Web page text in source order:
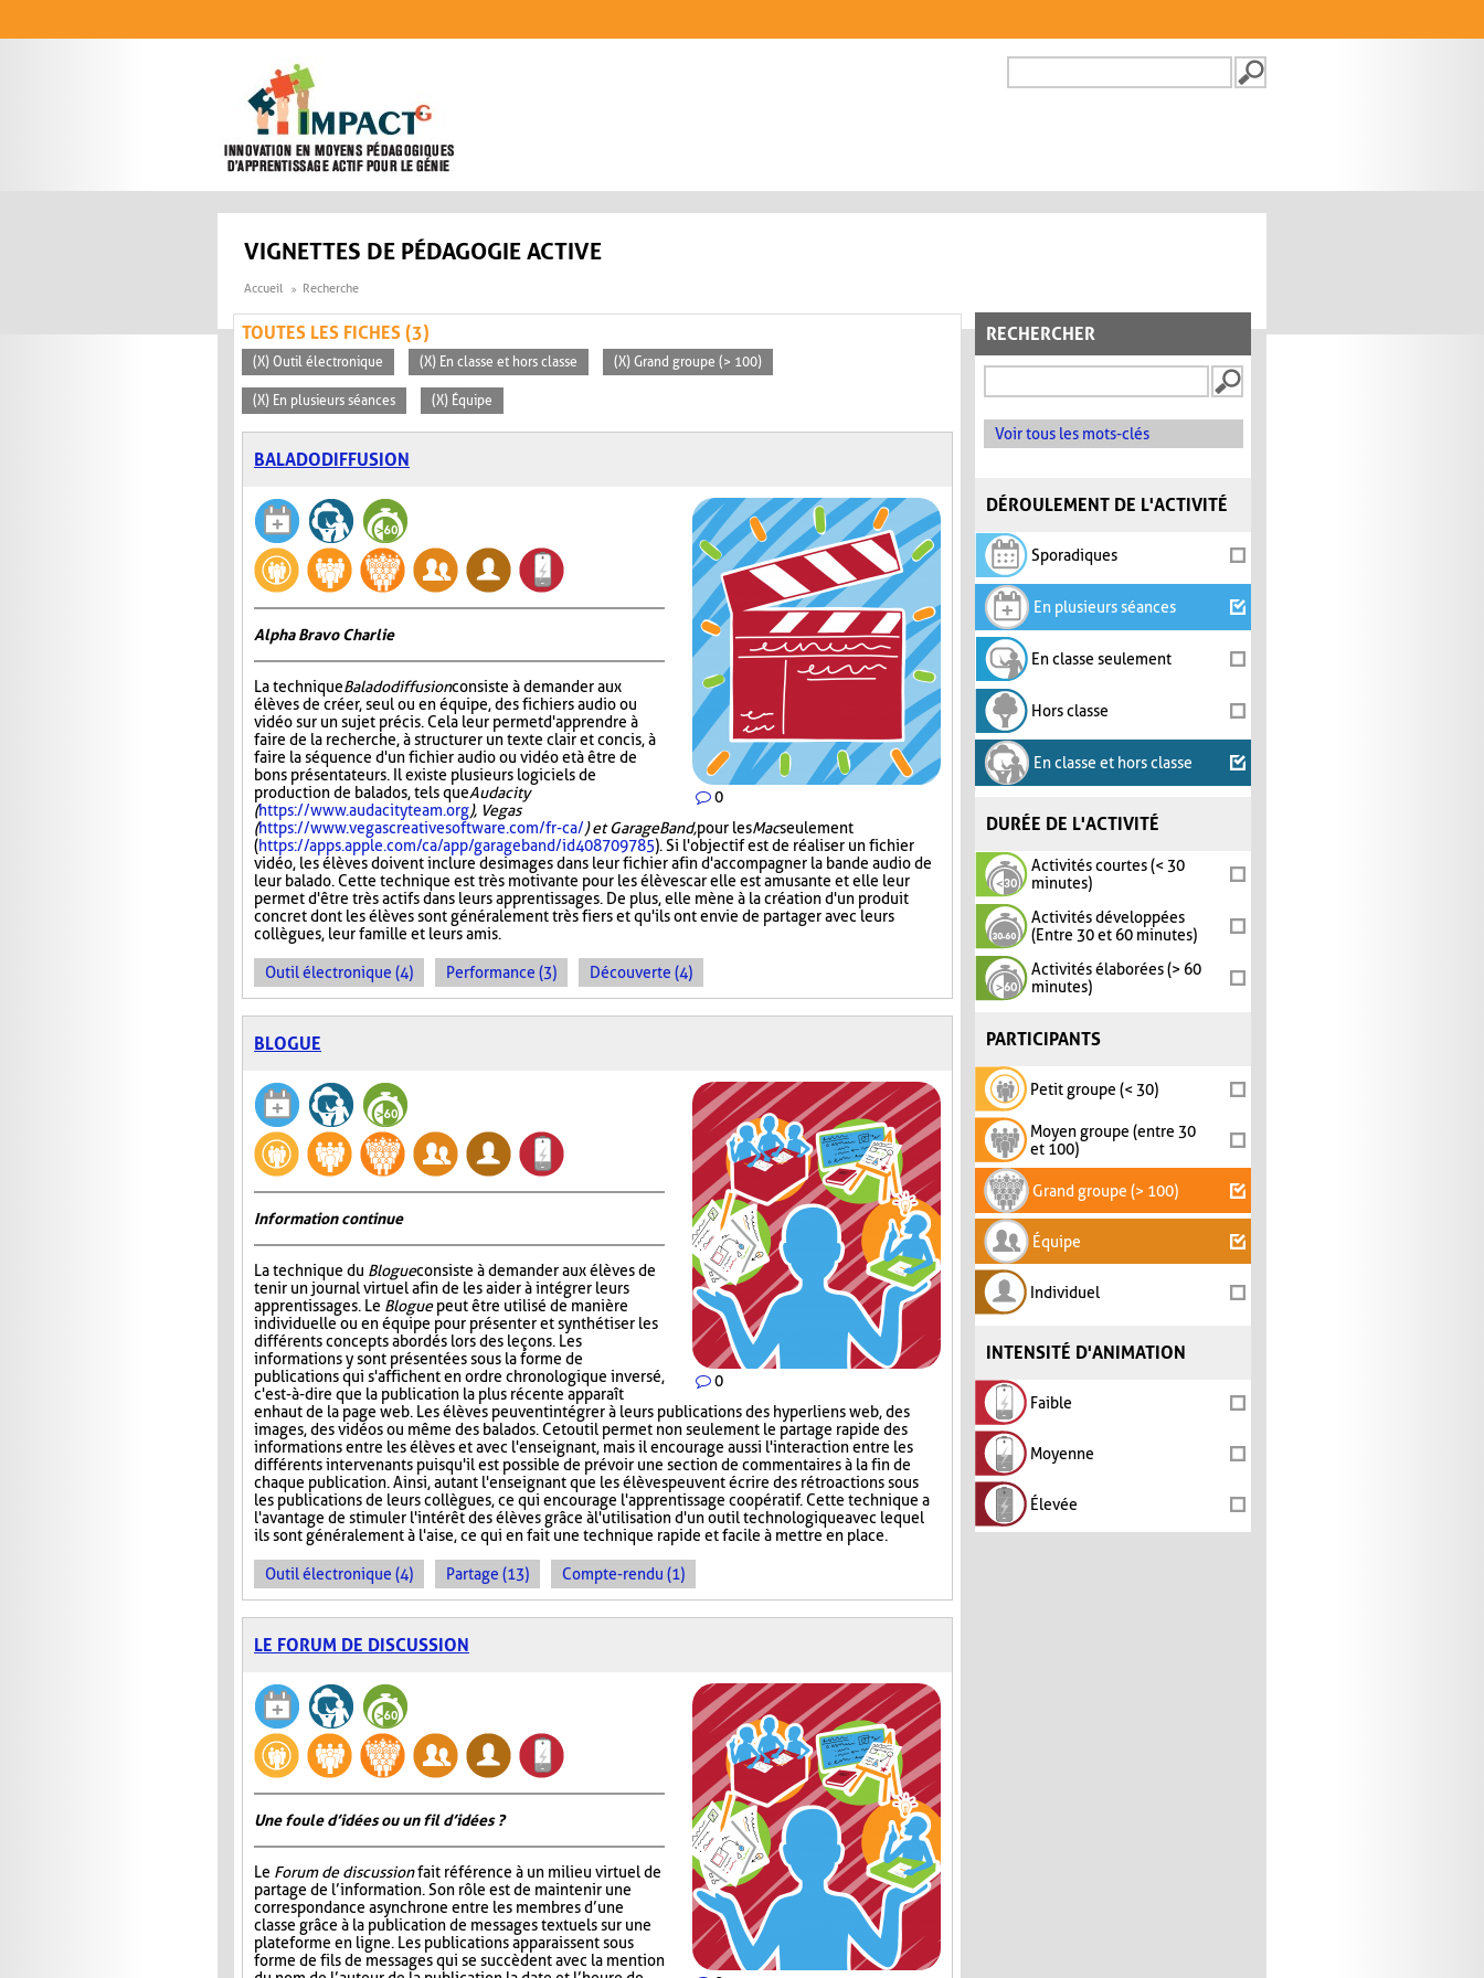
FORMULAIRE DE
VIGNETTES DE PÉDAGOGIE ACTIVE
Accueil Recherche
RECHERCHER
Voir tous les mots-clés
DÉROULEMENT DE L'ACTIVITÉ
Sporadiques
En plusieurs séances
En classe seulement
Hors classe
En classe et hors classe
DURÉE DE L'ACTIVITÉ
Activités courtes (< 30
minutes)
Activités développées
(Entre 30 et 60 minutes)
Activités élaborées (> 60
minutes)
PARTICIPANTS
Petit groupe (< 30)
Moyen groupe (entre 30
et 100)
Grand groupe (> 100)
Équipe
Individuel
INTENSITÉ D'ANIMATION
Faible
Moyenne
Élevée
TOUTES LES FICHES (3)
(X) Outil électronique (X) En classe et hors classe (X) Grand groupe (> 100)
(X) En plusieurs séances (X) Équipe
BALADODIFFUSION
0
Alpha Bravo Charlie
La techniqueBaladodiffusionconsiste à demander aux
élèves de créer, seul ou en équipe, des fichiers audio ou
vidéo sur un sujet précis. Cela leur permet d'apprendre à
faire de la recherche, à structurer un texte clair et concis, à
faire la séquence d'un fichier audio ou vidéo et à être de
bons présentateurs. Il existe plusieurs logiciels de
production de balados, tels queAudacity
(https://www.audacityteam.org), Vegas
(https://www.vegascreativesoftware.com/fr-ca/) et GarageBand,pour lesMacseulement
(https://apps.apple.com/ca/app/garageband/id408709785). Si l'objectif est de réaliser un fichier
vidéo, les élèves doivent inclure des images dans leur fichier afin d'accompagner la bande audio de
leur balado. Cette technique est très motivante pour les élèves car elle est amusante et elle leur
permet d'être très actifs dans leurs apprentissages. De plus, elle mène à la création d'un produit
concret dont les élèves sont généralement très fiers et qu'ils ont envie de partager avec leurs
collègues, leur famille et leurs amis.
Outil électronique (4) Performance (3) Découverte (4)
BLOGUE
0
Information continue
La technique du Blogueconsiste à demander aux élèves de
tenir un journal virtuel afin de les aider à intégrer leurs
apprentissages. Le Bloguepeut être utilisé de manière
individuelle ou en équipe pour présenter et synthétiser les
différents concepts abordés lors des leçons. Les
informations y sont présentées sous la forme de
publications qui s'affichent en ordre chronologique inversé,
c'est-à-dire que la publication la plus récente apparaît
en haut de la page web. Les élèves peuvent intégrer à leurs publications des hyperliens web, des
images, des vidéos ou même des balados. Cet outil permet non seulement le partage rapide des
informations entre les élèves et avec l'enseignant, mais il encourage aussi l'interaction entre les
différents intervenants puisqu'il est possible de prévoir une section de commentaires à la fin de
chaque publication. Ainsi, autant l'enseignant que les élèves peuvent écrire des rétroactions sous
les publications de leurs collègues, ce qui encourage l'apprentissage coopératif. Cette technique a
l'avantage de stimuler l'intérêt des élèves grâce à l'utilisation d'un outil technologique avec lequel
ils sont généralement à l'aise, ce qui en fait une technique rapide et facile à mettre en place.
Outil électronique (4) Partage (13) Compte-rendu (1)
LE FORUM DE DISCUSSION
Une foule d’idées ou un fil d’idées ?
Le Forum de discussionfait référence à un milieu virtuel de
partage de l’information. Son rôle est de maintenir une
correspondance asynchrone entre les membres d’une
classe grâce à la publication de messages textuels sur une
plateforme en ligne. Les publications apparaissent sous
forme de fils de messages qui se succèdent avec la mention